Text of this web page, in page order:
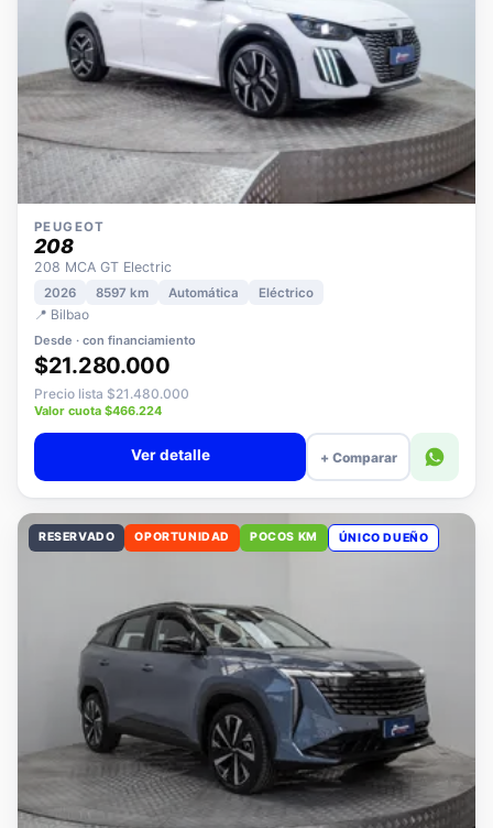
PEUGEOT
208
208 MCA GT Electric
2026
📍 Bilbao
Desde · con financiamiento
$21.280.000
Precio lista $21.480.000
Valor cuota $466.224
+ Comparar
RESERVADO OPORTUNIDAD POCOS KM